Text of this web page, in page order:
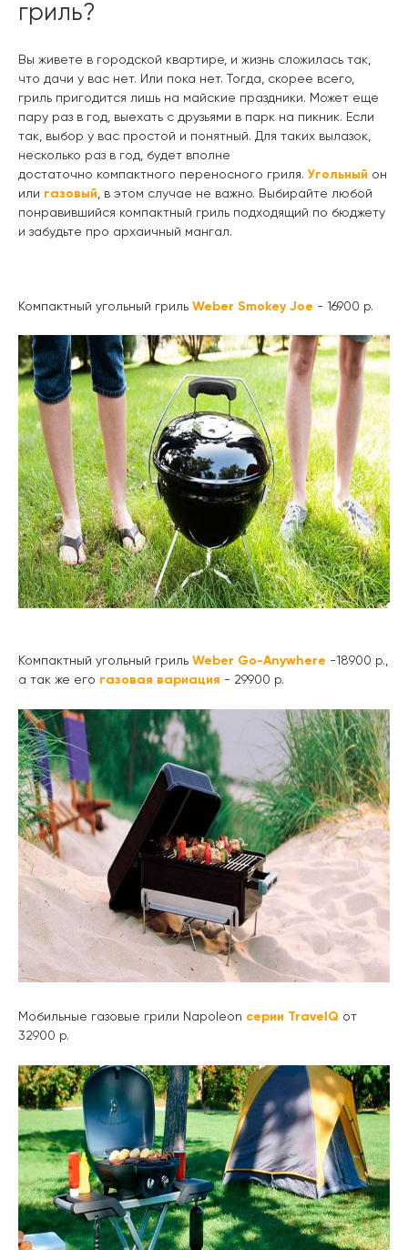
гриль?
Вы живете в городской квартире, и жизнь сложилась так,
что дачи у вас нет. Или пока нет. Тогда, скорее всего,
гриль пригодится лишь на майские праздники. Может еще
пару раз в год, выехать с друзьями в парк на пикник. Если
так, выбор у вас простой и понятный. Для таких вылазок,
несколько раз в год, будет вполне
достаточно компактного переносного гриля. Угольный он
или газовый, в этом случае не важно. Выбирайте любой
понравившийся компактный гриль подходящий по бюджету
и забудьте про архаичный мангал.
Компактный угольный гриль Weber Smokey Joe - 16900 р.
Компактный угольный гриль Weber Go-Anywhere -18900 р.,
а так же его газовая вариация - 29900 р.
Мобильные газовые грили Napoleon серии TravelQ от
32900 р.